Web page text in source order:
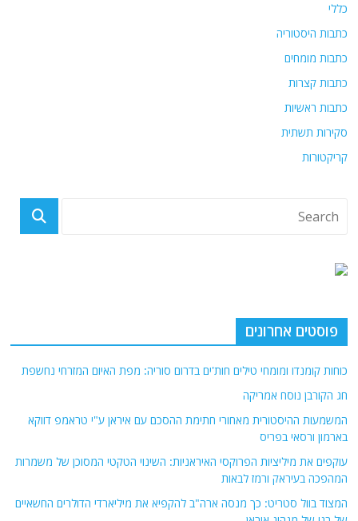
כללי
כתבות היסטוריה
כתבות מומחים
כתבות קצרות
כתבות ראשיות
סקירות תשתית
קריקטורות
פוסטים אחרונים
כוחות קומנדו ומומחי טילים חות'ים בדרום סוריה: מפת האיום המזרחי נחשפת
חג הקורבן נוסח אמריקה
המשמעות ההיסטורית מאחורי חתימת ההסכם עם איראן ע"י טראמפ דווקא
בארמון ורסאי בפריס
עוקפים את מיליציות הפרוקסי האיראניות: השינוי הטקטי המסוכן של משמרות
המהפכה בעיראק ורמז לבאות
המצוד בוול סטריט: כך מנסה ארה"ב להקפיא את מיליארדי הדולרים החשאיים